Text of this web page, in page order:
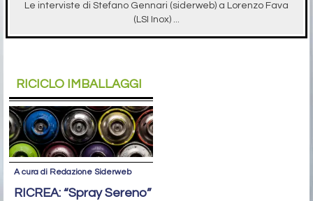
Le interviste di Stefano Gennari (siderweb) a Lorenzo Fava
(LSI Inox) ...
RICICLO IMBALLAGGI
A cura di Redazione Siderweb
RICREA: “Spray Sereno”